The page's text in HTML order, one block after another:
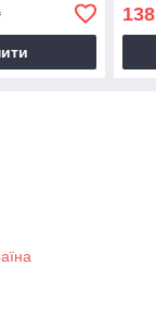
138